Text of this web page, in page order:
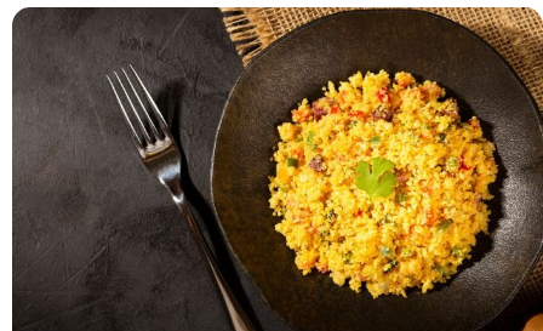
Doce
Pão
Salada
Almoço
Cocada